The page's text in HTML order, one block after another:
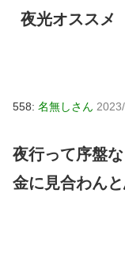
夜光オススメ
558: 名無しさん
夜行って序盤
金に見合わん